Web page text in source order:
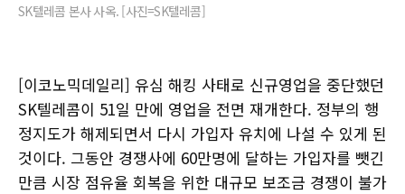
SK텔레콤 본사 사옥. [사진=SK텔레콤]
[이코노믹데일리] 유심 해킹 사태로 신규영업을 중단했던
SK텔레콤이 51일 만에 영업을 전면 재개한다. 정부의 행
정지도가 해제되면서 다시 가입자 유치에 나설 수 있게 된
것이다. 그동안 경쟁사에 60만명에 달하는 가입자를 뺏긴
만큼 시장 점유율 회복을 위한 대규모 보조금 경쟁이 불가